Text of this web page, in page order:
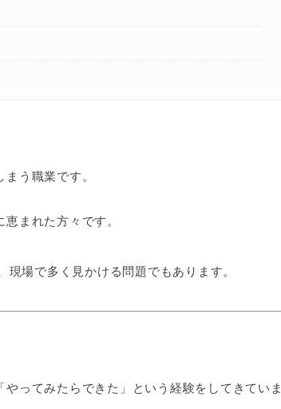
う職業です。
まれた方々です。
現場で多く見かける問題でもあります。
ってみたらできた」という経験をしてきていま